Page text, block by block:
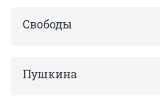
Свободы
Пушкина